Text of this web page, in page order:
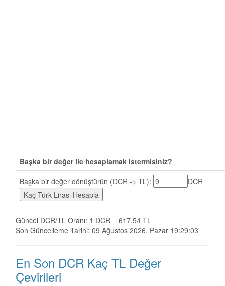
Başka bir değer ile hesaplamak istermisiniz?
Başka bir değer dönüştürün (DCR -> TL):
DCR
Güncel DCR/TL Oranı: 1 DCR = 617.54 TL
Son Güncelleme Tarihi: 09 Ağustos 2026, Pazar 19:29:03
En Son DCR Kaç TL Değer
Çevirileri